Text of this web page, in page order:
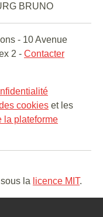
BRUNO
- 10 Avenue
2 - Contacter
cookies et les
la plateforme
la licence MIT.